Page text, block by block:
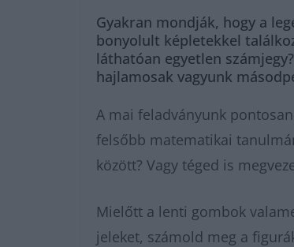
Gyakran mondják, hogy a
bonyolult képletekkel
láthatóan egyetlen
hajlamosak vagyunk
A mai feladványunk
felsőbb matematikai
között? Vagy téged is
Mielőtt a lenti gombok
jeleket, számold meg a